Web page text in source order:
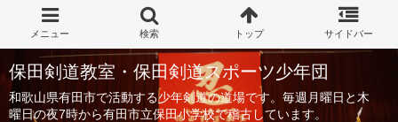
保田剣道教室・保田剣道スポーツ少年団
和歌山県有田市で活動する少年剣道の道場です。毎週月曜日と木
曜日の夜7時から有田市立保田小学校で稽古しています。